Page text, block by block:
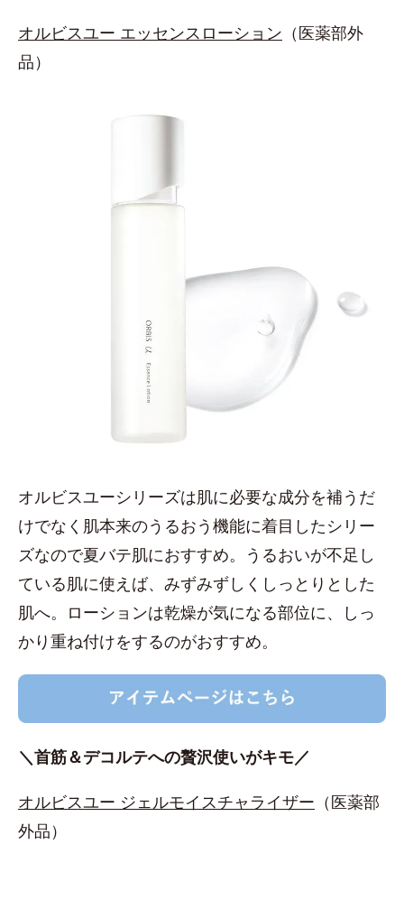
オルビスユー エッセンスローション （医薬部外
品）
オルビスユーシリーズは肌に必要な成分を補うだ
けでなく肌本来のうるおう機能に着目したシリー
ズなので夏バテ肌におすすめ。うるおいが不足し
ている肌に使えば、みずみずしくしっとりとした
肌へ。ローションは乾燥が気になる部位に、しっ
かり重ね付けをするのがおすすめ。
＼首筋＆デコルテへの贅沢使いがキモ／
オルビスユー ジェルモイスチャライザー （医薬部
外品）